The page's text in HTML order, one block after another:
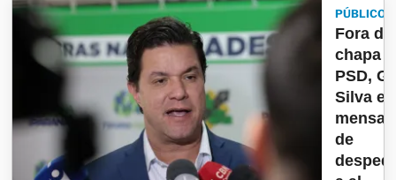
PÚBLICO
Fora da
chapa
PSD,
Silva
de